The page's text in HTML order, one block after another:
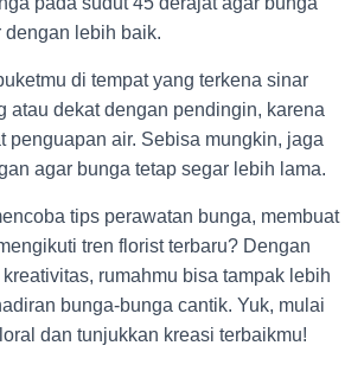
dengan lebih baik.
di tempat yang terkena sinar
atau dekat dengan pendingin, karena
penguapan air. Sebisa mungkin, jaga
agar bunga tetap segar lebih lama.
tips perawatan bunga, membuat
tren florist terbaru? Dengan
rumahmu bisa tampak lebih
bunga-bunga cantik. Yuk, mulai
dan tunjukkan kreasi terbaikmu!